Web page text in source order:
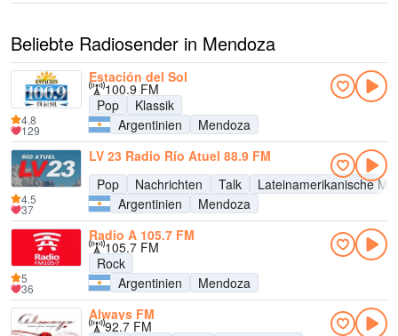
Beliebte Radiosender in Mendoza
Estación del Sol
100.9 FM
Pop
Klassik
Argentinien
Mendoza
4.8
129
LV 23 Radio Río Atuel 88.9 FM
Pop
Nachrichten Talk
Lateinamerikanische
Argentinien
Mendoza
4.5
37
Radio A 105.7 FM
105.7 FM
Rock
Argentinien
Mendoza
5
36
Always FM
92.7 FM